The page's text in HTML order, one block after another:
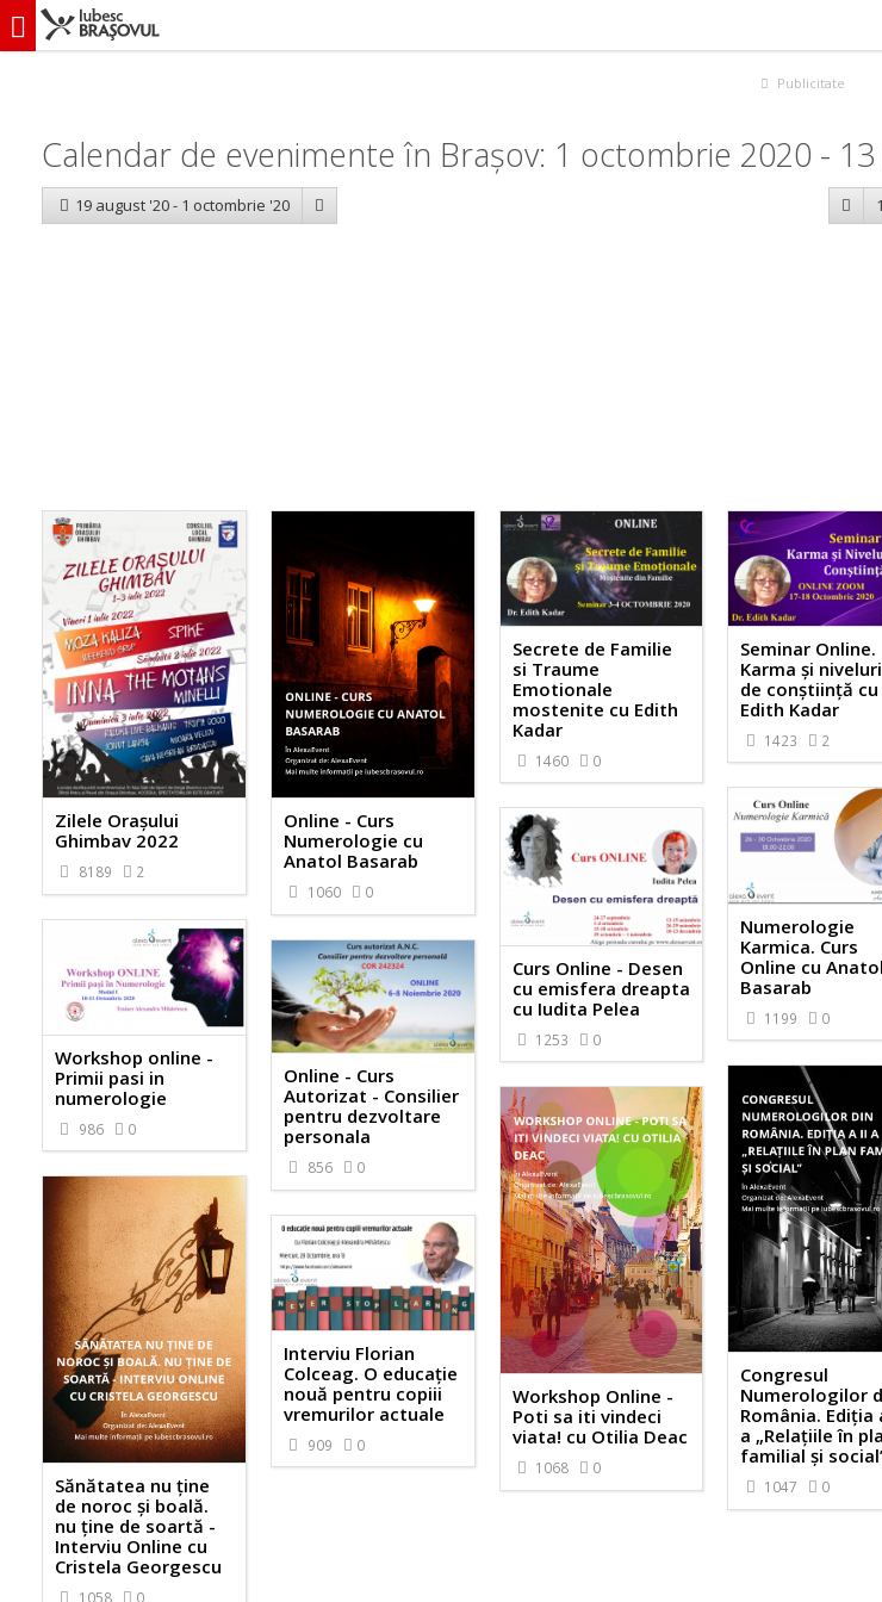
iubescbraşovul.ro
Publicitate
Calendar de evenimente în Brașov: 1 octombrie 2020 -
19 august '20 - 1 octombrie '20
Zilele Orașului
Ghimbav 2022
8189 2
Online - Curs
Numerologie cu
Anatol Basarab
1060 0
Secrete de Familie
si Traume
Emotionale
mostenite cu Edith
Kadar
1460 0
Seminar Online.
Karma și
de conștiință cu
Edith Kadar
1423 2
Numerologie
Karmica. Curs
Online cu Anatol
Basarab
1199 0
Curs Online - Desen
cu emisfera dreapta
cu Iudita Pelea
1253 0
Workshop online -
Primii pasi in
numerologie
986 0
Online - Curs
Autorizat - Consilier
pentru dezvoltare
personala
856 0
Congresul
Numerologilor
România. Ediția
a „Relațiile în
familial și
1047 0
Workshop Online -
Poti sa iti vindeci
viata! cu Otilia Deac
1068 0
Sănătatea nu ține
de noroc și boală.
nu ține de soartă -
Interviu Online cu
Cristela Georgescu
1058 0
Interviu Florian
Colceag. O educație
nouă pentru copiii
vremurilor actuale
909 0